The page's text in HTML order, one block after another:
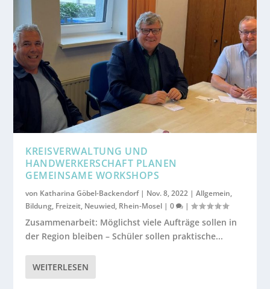
KREISVERWALTUNG UND
HANDWERKERSCHAFT PLANEN
GEMEINSAME WORKSHOPS
von Katharina Göbel-Backendorf| Nov. 8, 2022 |Allgemein,
Bildung, Freizeit, Neuwied, Rhein-Mosel |0 |
Zusammenarbeit: Möglichst viele Aufträge sollen in
der Region bleiben – Schüler sollen praktische...
WEITERLESEN